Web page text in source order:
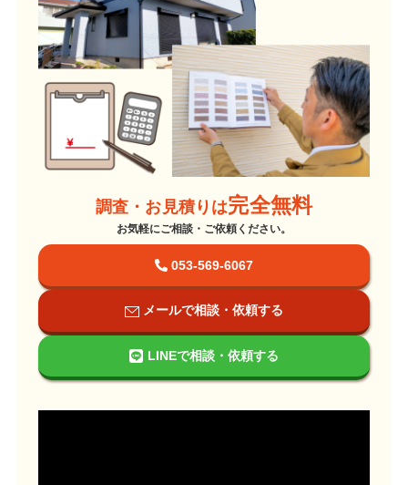
調査・お見積りは完全無料
お気軽にご相談・ご依頼ください。
053-569-6067
メールで相談・依頼する
LINEで相談・依頼する